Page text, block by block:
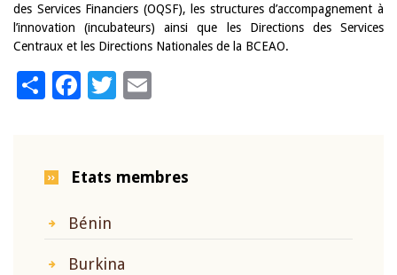
des Services Financiers (OQSF), les structures d’accompagnement à
l’innovation (incubateurs) ainsi que les Directions des Services
Centraux et les Directions Nationales de la BCEAO.
ShareFacebook
Twitter
Etats membres
Bénin
Burkina